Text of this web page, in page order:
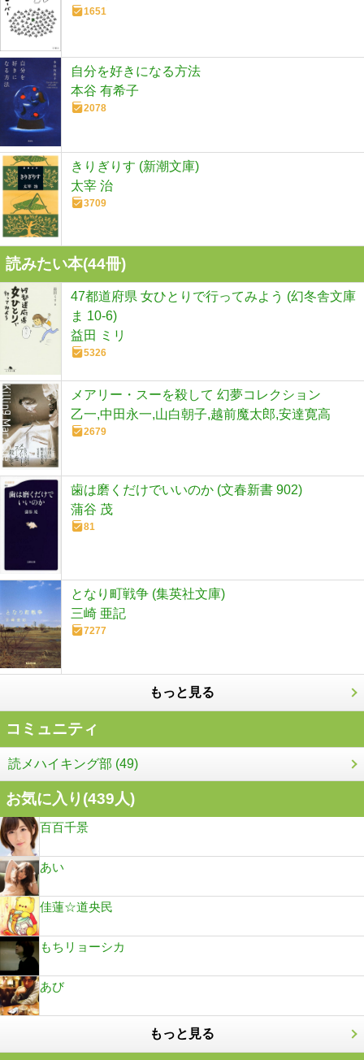
1651
自分を好きになる方法
本谷 有希子
2078
きりぎりす (新潮文庫)
太宰 治
3709
読みたい本(44冊)
47都道府県 女ひとりで行ってみよう (幻冬舎文庫
ま 10-6)
益田 ミリ
5326
メアリー・スーを殺して 幻夢コレクション
乙一,中田永一,山白朝子,越前魔太郎,安達寛高
2679
歯は磨くだけでいいのか (文春新書 902)
蒲谷 茂
81
となり町戦争 (集英社文庫)
三崎 亜記
7277
もっと見る
コミュニティ
読メハイキング部 (49)
お気に入り(439人)
百百千景
あい
佳蓮☆道央民
もちリョーシカ
あび
もっと見る